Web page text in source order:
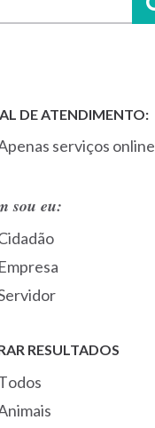
Apenas serviços online
sou eu:
Cidadão
Empresa
Servidor
RESULTADOS
Todos
Animais